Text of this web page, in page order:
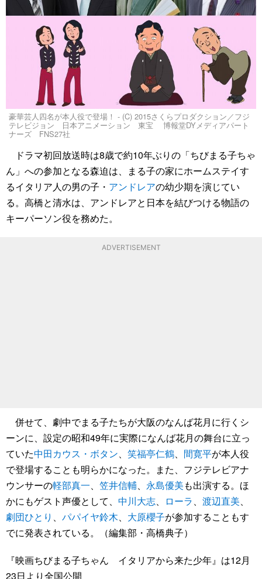
豪華芸人四名が本人役で登場！ - (C) 2015さくらプロダクション／フジ
テレビジョン 日本アニメーション 東宝 博報堂DYメディアパート
ナーズ FNS27社
ドラマ初回放送時は8歳で約10年ぶりの「ちびまる子ちゃ
ん」への参加となる森迫は、まる子の家にホームステイす
るイタリア人の男の子・ アンドレアの幼少期を演じてい
る。高橋と清水は、アンドレアと日本を結びつける物語の
キーパーソン役を務めた。
ADVERTISEMENT
併せて、劇中でまる子たちが大阪のなんば花月に行くシ
ーンに、設定の昭和49年に実際になんば花月の舞台に立っ
ていた中田カウス・ボタン、 笑福亭仁鶴、 間寛平が本人役
で登場することも明らかになった。また、フジテレビアナ
ウンサーの軽部真一、 笠井信輔、 永島優美も出演する。ほ
かにもゲスト声優として、 中川大志、 ローラ、 渡辺直美、
劇団ひとり 、 パパイヤ鈴木、 大原櫻子が参加することもす
でに発表されている。（編集部・高橋典子）
『映画ちびまる子ちゃん イタリアから来た少年』は12月
23日より全国公開